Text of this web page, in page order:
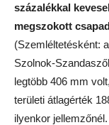
százalékkal
megszokott
(Szemléltetésként:
Szolnok-
legtöbb 406 mm
területi átlagérték
ilyenkor